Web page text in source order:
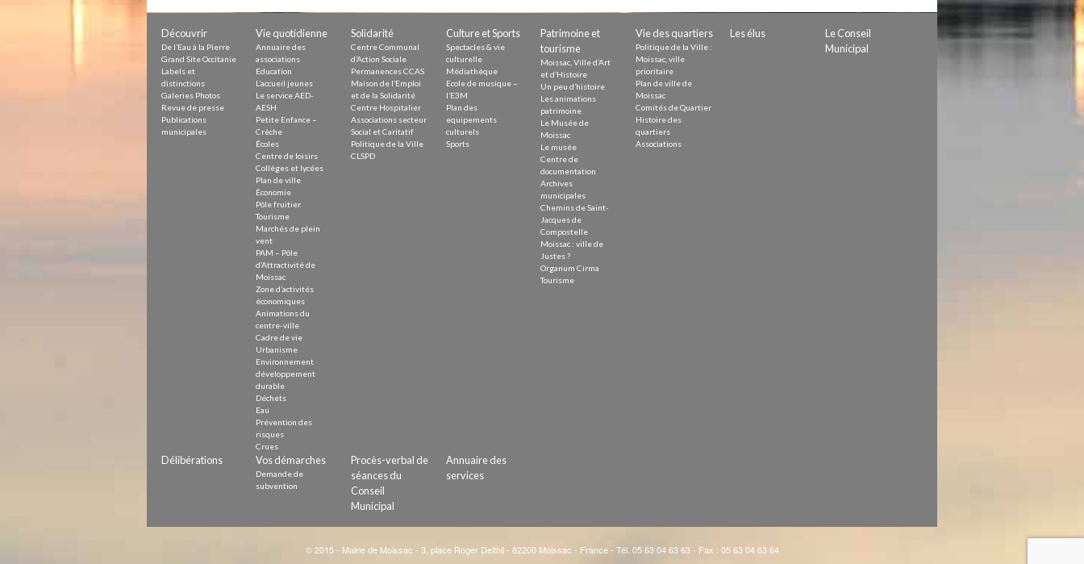
Découvrir
De l’Eau à la Pierre
Grand Site Occitanie
Labels et
distinctions
Galeries Photos
Revue de presse
Publications
municipales
Vie quotidienne
Annuaire des
associations
Education
L’accueil jeunes
Le service AED-
AESH
Petite Enfance –
Crèche
Écoles
Centre de loisirs
Collèges et lycées
Plan de ville
Économie
Pôle fruitier
Tourisme
Marchés de plein
vent
PAM – Pôle
d’Attractivité de
Moissac
Zone d’activités
économiques
Animations du
centre-ville
Cadre de vie
Urbanisme
Environnement
développement
durable
Déchets
Eau
Prévention des
risques
Crues
Solidarité
Centre Communal
d’Action Sociale
Permanences CCAS
Maison de l’Emploi
et de la Solidarité
Centre Hospitalier
Associations secteur
Social et Caritatif
Politique de la Ville
CLSPD
Culture et Sports
Spectacles & vie
culturelle
Médiathèque
Ecole de musique –
l’E3M
Plan des
equipements
culturels
Sports
Patrimoine et
tourisme
Moissac, Ville d’Art
et d’Histoire
Un peu d’histoire
Les animations
patrimoine
Le Musée de
Moissac
Le musée
Centre de
documentation
Archives
municipales
Chemins de Saint-
Jacques de
Compostelle
Moissac : ville de
Justes ?
Organum Cirma
Tourisme
Vie des quartiers
Politique de la Ville :
Moissac, ville
prioritaire
Plan de ville de
Moissac
Comités de Quartier
Histoire des
quartiers
Associations
Les élus
Le Conseil
Municipal
Délibérations Vos démarches
Demande de
subvention
Procès-verbal de
séances du
Conseil
Municipal
Annuaire des
services
© 2015 - Mairie de Moissac - 3, place Roger Delthil - 82200 Moissac - France - Tél. 05 63 04 63 63 - Fax : 05 63 04 63 64